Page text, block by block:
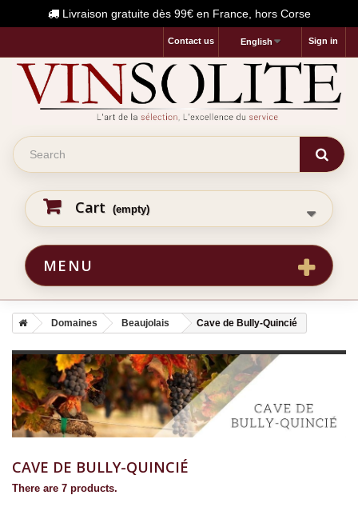
Livraison gratuite dès 99€ en France, hors Corse
Sign in
English
Contact us
Cart (empty)
MENU
Domaines Beaujolais Cave de Bully-Quincié
CAVE DE BULLY-QUINCIÉ
There are 7 products.